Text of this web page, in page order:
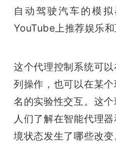
自动驾驶汽车的模
YouTube上推荐娱乐和
这个代理控制系统可
列操作，也可以在某
名的实验性交互。这
人们了解在智能代理
境状态发生了哪些改